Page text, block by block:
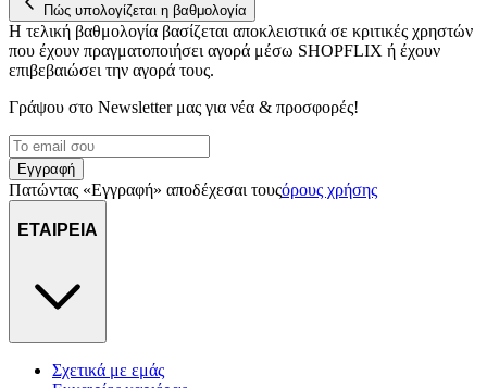
διαφημίσεων και περιεχομένου, τις μετρήσεις σχετικά με
διαφημίσεις και περιεχόμενο, την καλύτερη εικόνα του κοινού
μας και την ανάπτυξη προϊόντων. Επίσης, κοινοποιούμε
πληροφορίες σχετικά με την από μέρους σας χρήση της
τοποθεσίας μας στους συνεργάτες μέσων κοινωνικής
Πώς υπολογίζεται η βαθμολογία
Η τελική βαθμολογία βασίζεται αποκλειστικά σε κριτικές χρηστών
που έχουν πραγματοποιήσει αγορά μέσω SHOPFLIX ή έχουν
επιβεβαιώσει την αγορά τους.
Γράψου στο Νewsletter μας για νέα & προσφορές!
Εγγραφή
Πατώντας «Εγγραφή» αποδέχεσαι τουςόρους χρήσης
ΕΤΑΙΡΕΙΑ
Σχετικά με εμάς